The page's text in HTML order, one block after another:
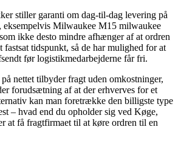
stiller garanti om dag-til-dag levering på
eksempelvis Milwaukee M15 milwaukee
ikke desto mindre afhænger af at ordren
fastsat tidspunkt, så de har mulighed for at
før logistikmedarbejderne får fri.
nettet tilbyder fragt uden omkostninger,
forudsætning af at der erhverves for et
kan man foretrække den billigste type
– hvad end du opholder sig ved Køge,
at få fragtfirmaet til at køre ordren til en